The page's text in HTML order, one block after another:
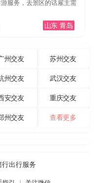
服务，去景区的话雇主需
山东 青岛
州交友 苏州交友
州交友 武汉交友
安交友 重庆交友
州交友 查看更多
出行服务